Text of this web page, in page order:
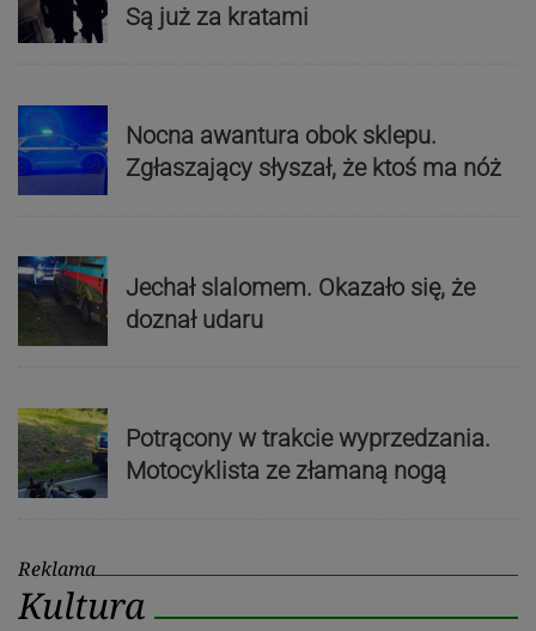
Są już za kratami
Nocna awantura obok sklepu.
Zgłaszający słyszał, że ktoś ma nóż
Jechał slalomem. Okazało się, że
doznał udaru
Potrącony w trakcie wyprzedzania.
Motocyklista ze złamaną nogą
Reklama
Kultura